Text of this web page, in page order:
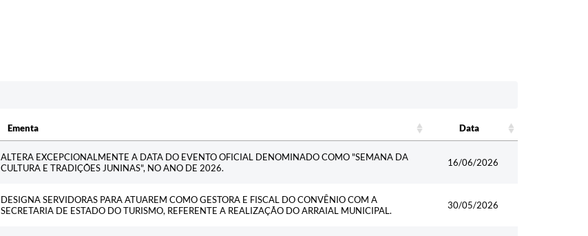
Ementa
Data
ALTERA EXCEPCIONALMENTE A DATA DO EVENTO OFICIAL DENOMINADO COMO "SEMANA DA
CULTURA E TRADIÇÕES JUNINAS", NO ANO DE 2026.
16/06/2026
DESIGNA SERVIDORAS PARA ATUAREM COMO GESTORA E FISCAL DO CONVÊNIO COM A
SECRETARIA DE ESTADO DO TURISMO, REFERENTE A REALIZAÇÃO DO ARRAIAL MUNICIPAL.
30/05/2026